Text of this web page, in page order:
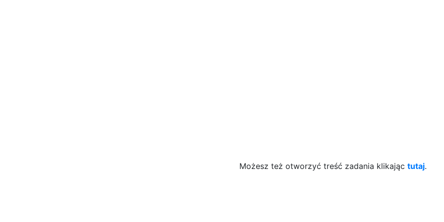
Możesz też otworzyć treść zadania klikając tutaj.